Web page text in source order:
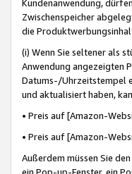
Kundenanwendung,
Zwischenspeicher
die
(i) Wenn Sie seltener als
Anwendung angezeigten
Datums-/Uhrzeitstempel
und aktualisiert haben,
• Preis auf [Amazon-
• Preis auf [Amazon-
Außerdem müssen Sie
ein Pop-up-Fenster, ein